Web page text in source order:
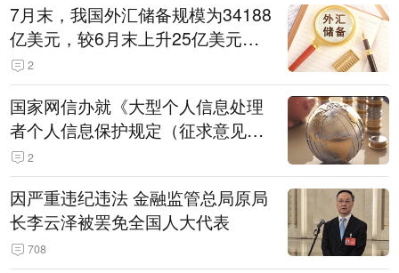
7月末，我国外汇储备规模为34188
亿美元，较6月末上升25亿美元，
升幅为0.07%
2
国家网信办就《大型个人信息处理
者个人信息保护规定（征求意见
稿）》公开征求意见
2
因严重违纪违法 金融监管总局原局
长李云泽被罢免全国人大代表
708